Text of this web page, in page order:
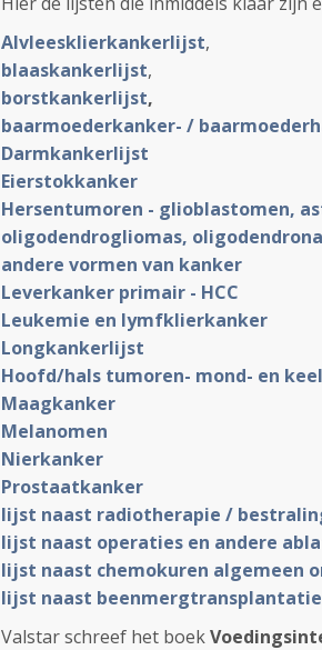
Alvleesklierkankerlijst,
blaaskankerlijst,
borstkankerlijst,
baarmoederkanker- /
Darmkankerlijst
Eierstokkanker
Hersentumoren - glioblastomen,
oligodendrogliomas,
andere vormen van kanker
Leverkanker primair - HCC
Leukemie en lymfklierkanker
Longkankerlijst
Hoofd/hals tumoren- mond- en
Maagkanker
Melanomen
Nierkanker
Prostaatkanker
lijst naast radiotherapie /
lijst naast operaties en andere
lijst naast chemokuren algemeen
lijst naast
Valstar schreef het boek